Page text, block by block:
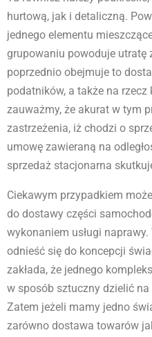
hurtową, jak i detaliczną.
jednego elementu
grupowaniu powoduje utratę
poprzednio obejmuje to
podatników, a także na
zauważmy, że akurat w tym
zastrzeżenia, iż chodzi o
umowę zawieraną na
sprzedaż stacjonarna
Ciekawym przypadkiem
do dostawy części
wykonaniem usługi
odnieść się do koncepcji
zakłada, że jednego
w sposób sztuczny dzielić
Zatem jeżeli mamy jedno
zarówno dostawa towarów